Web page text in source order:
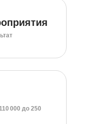
000 до 250